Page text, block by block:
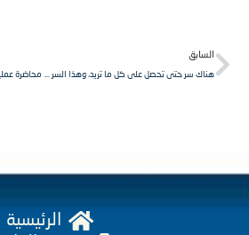
هناك سر حتى تحصل على كل ما تريد، وهذا السر هو أن تبدأ في العمل وتسعى.
الرئيسية